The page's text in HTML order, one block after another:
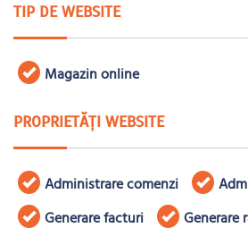
TIP DE WEBSITE
Magazin online
PROPRIETĂȚI WEBSITE
Administrare comenzi
Generare facturi
Generare